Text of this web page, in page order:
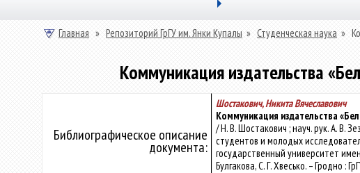
Главная » Репозиторий ГрГУ им. Янки Купалы » Студенческая наука »
Коммуникация издательства
Библиографическое описание
документа:
Шостакович, Никита Вячеславович
Коммуникация издательства
/ Н. В. Шостакович ; науч. рук. А. В.
студентов и молодых
государственный университет
Булгакова, С. Г. Хвесько. – Гродно :